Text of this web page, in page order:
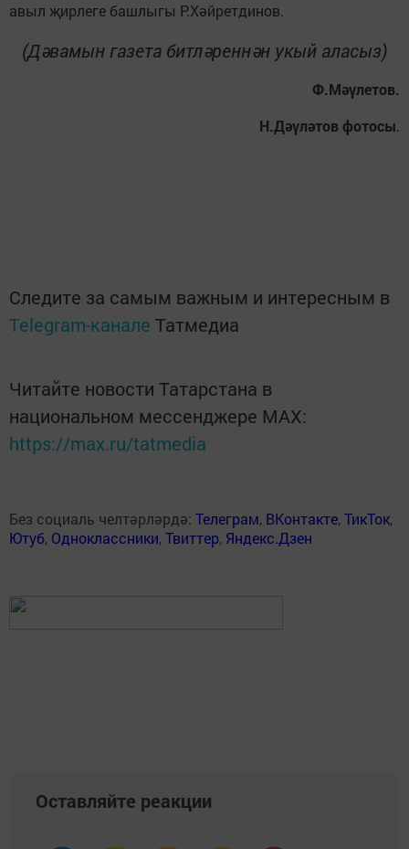
авыл җирлеге башлыгы Р.Хәйретдинов.
(Дәвамын газета битләреннән укый аласыз)
Ф.Мәүлетов.
Н.Дәүләтов фотосы.
Следите за самым важным и интересным в
Telegram-канале Татмедиа
Читайте новости Татарстана в
национальном мессенджере MАХ:
https://max.ru/tatmedia
Без социаль челтәрләрдә: Телеграм, ВКонтакте,ТикТок,
Ютуб, Одноклассники,Твиттер, Яндекс.Дзен
Оставляйте реакции